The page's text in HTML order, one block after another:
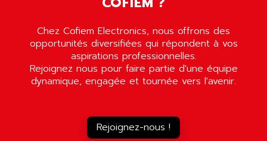
Chez Cofiem Electronics, nous offrons des
opportunités diversifiées qui répondent à vos
aspirations professionnelles.
Rejoignez nous pour faire partie d'une équipe
dynamique, engagée et tournée vers l'avenir.
Rejoignez-nous !